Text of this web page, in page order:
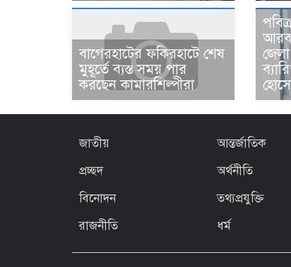
বাগেরহাটের ফকিরহাটে শেষ
মুহূর্তে ব্যস্ত সময় পার
করছেন কামারশিল্পীরা
আরব
জাতীয়
প্রচ্ছদ
বিনোদন
রাজনীতি
আন্তর্জাতিক
অর্থনীতি
তথ্যপ্রযুক্তি
ধর্ম